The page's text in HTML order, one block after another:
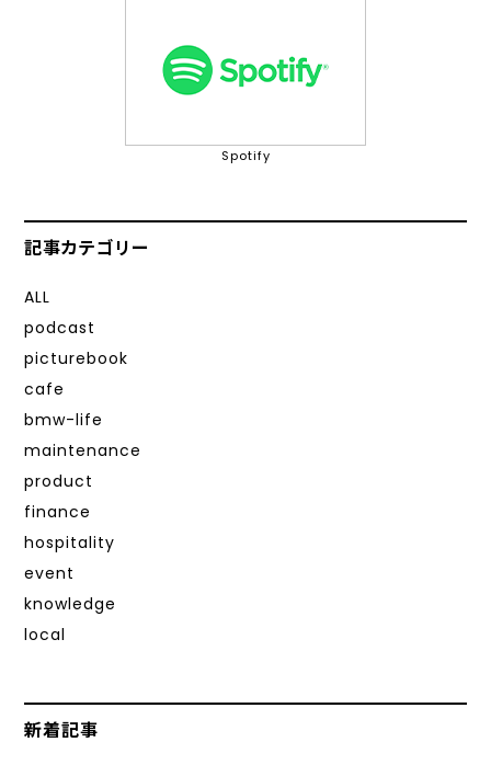
Spotify
記事カテゴリー
ALL
podcast
picturebook
cafe
bmw-life
maintenance
product
finance
hospitality
event
knowledge
local
新着記事